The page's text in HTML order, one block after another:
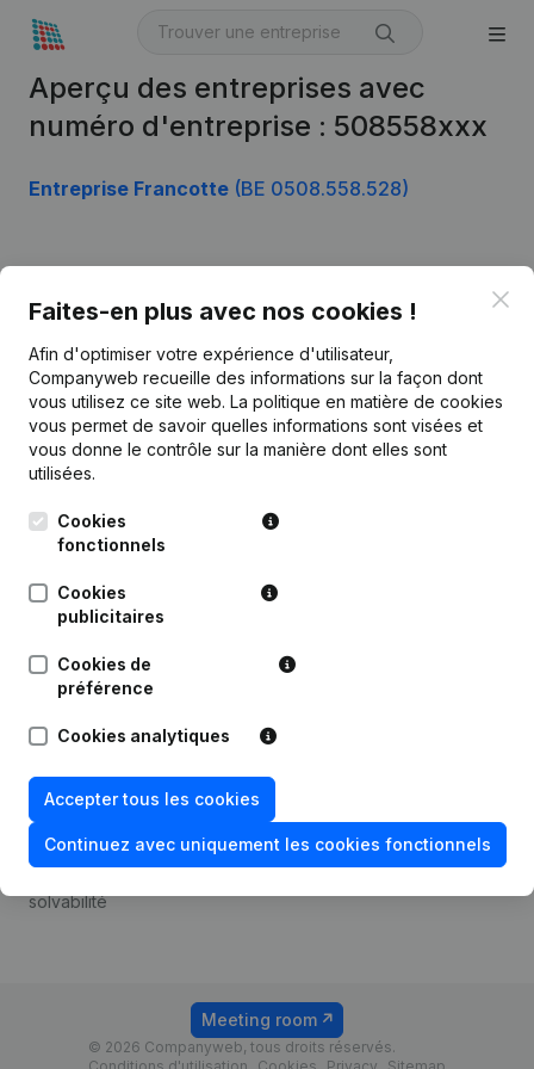
Aperçu des entreprises avec
numéro d'entreprise : 508558xxx
Entreprise Francotte (BE 0508.558.528)
Faites-en plus avec nos cookies !
Afin d'optimiser votre expérience d'utilisateur,
Companyweb recueille des informations sur la façon dont
vous utilisez ce site web. La politique en matière de cookies
vous permet de savoir quelles informations sont visées et
vous donne le contrôle sur la manière dont elles sont
utilisées.
Cookies
fonctionnels
Cookies
publicitaires
Cookies de
préférence
Cookies analytiques
Accepter tous les cookies
Continuez avec uniquement les cookies fonctionnels
Français
Kantorenpark Everest
Leuvensesteenweg
1800 Vilvoorde
Informations d’entreprise
Monitoring
Recherche internationale
Prospection
Compliance et prévention
de la fraude
Consulter des comptes
Recherche de numéro de
TVA
solvabilité
Tarifs
© 2026 Companyweb, tous droits réservés.
Meeting room